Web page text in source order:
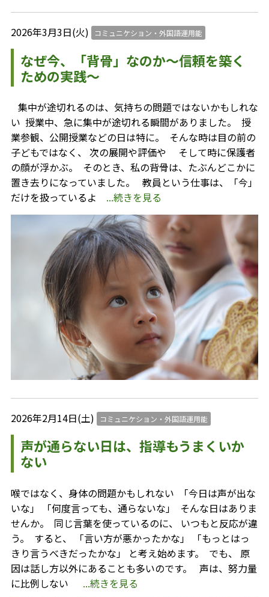
2026年3月3日(火) コミュニケション・外国語運用能
なぜ今、「背骨」なのか〜信頼を築く
ための実践〜
⁡ 集中が途切れるのは、気持ちの問題ではないかもしれな
い ⁡ 授業中、急に集中が途切れる瞬間がありました。 ⁡ 授
業参観、公開授業などの日は特に。 ⁡ そんな時は目の前の
子どもではなく、 次の展開や評価や そして時に保護者
の顔が浮かぶ。 ⁡ そのとき、私の背骨は、たぶんどこかに
置き去りになっていました。 ⁡ ⁡ 教員という仕事は、「今」
だけを扱っているよ ...続きを見る
2026年2月14日(土) コミュニケション・外国語運用能
声が通らない日は、指導もうまくいか
ない
喉ではなく、身体の問題かもしれない ⁡ 「今日は声が出な
いな」 「何度言っても、通らないな」 ⁡ そんな日はありま
せんか。 ⁡ 同じ言葉を使っているのに、 いつもと反応が違
う。 ⁡ すると、 「言い方が悪かったかな」 「もっとはっ
きり言うべきだったかな」 と考え始めます。 ⁡ でも、 原
因は話し方以外にあることも多いのです。 ⁡ ⁡ 声は、努力量
に比例しない ⁡ ...続きを見る